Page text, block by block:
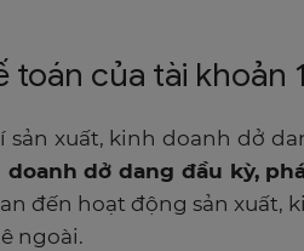
toán của tài khoản
sản xuất, kinh doanh dở
dở dang đầu kỳ,
đến hoạt động sản xuất,
ngoài.